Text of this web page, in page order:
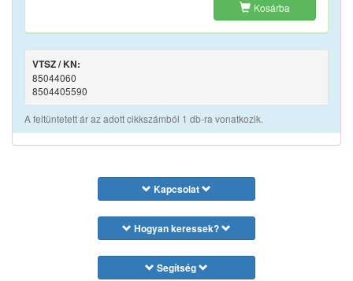
Kosárba
VTSZ / KN:
85044060
8504405590
A feltüntetett ár az adott cikkszámból 1 db-ra vonatkozik.
Kapcsolat
Hogyan keressek?
Segítség